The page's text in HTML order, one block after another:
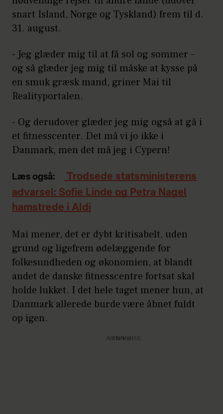
snart Island, Norge og Tyskland) frem til d.
31. august.
- Jeg glæder mig til at få sol og sommer –
og så glæder jeg mig til måske at kysse på
en smuk græsk mand, griner Mai til
Realityportalen.
- Og derudover glæder jeg mig også at gå i
et fitnesscenter. Det må vi jo ikke i
Danmark, men det må jeg i Cypern!
Læs også:
Trodsede statsministerens
advarsel: Sofie Linde og Petra Nagel
hamstrede i Aldi
Mai mener, det er dybt kritisabelt, uden
grund og ligefrem ødelæggende for
folkesundheden og økonomien, at blandt
andet de danske fitnesscentre fortsat skal
holde lukket. I det hele taget mener hun, at
Danmark allerede burde være åbnet fuldt
op igen.
Annonce